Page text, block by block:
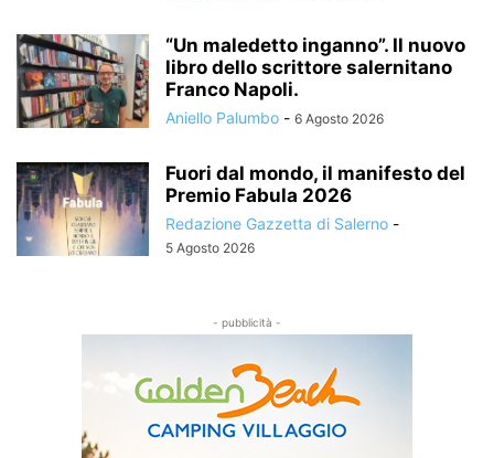
“Un maledetto inganno”. Il nuovo
libro dello scrittore salernitano
Franco Napoli.
Aniello Palumbo - 6 Agosto 2026
Fuori dal mondo, il manifesto del
Premio Fabula 2026
Redazione Gazzetta di Salerno -
5 Agosto 2026
- pubblicità -